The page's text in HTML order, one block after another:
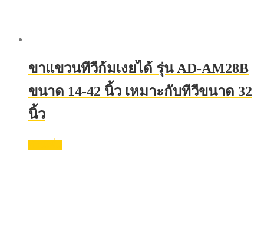
ขาแขวนทีวีก้มเงยได้ รุ่น AD-AM28B
ขนาด 14-42 นิ้ว เหมาะกับทีวีขนาด 32
นิ้ว